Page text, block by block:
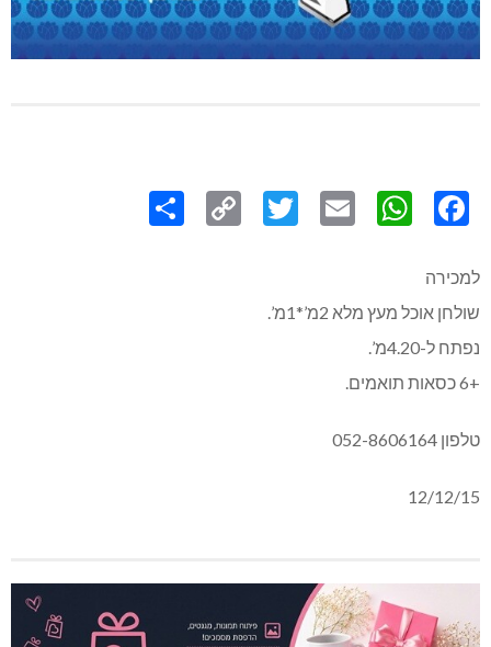
Link
למכירה
שולחן אוכל מעץ מלא 2מ’*1מ’.
נפתח ל-4.20מ’.
+6 כסאות תואמים.
טלפון 052-8606164
12/12/15